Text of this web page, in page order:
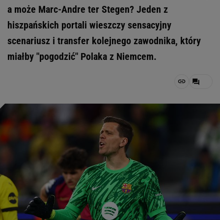
a może Marc-Andre ter Stegen? Jeden z
hiszpańskich portali wieszczy sensacyjny
scenariusz i transfer kolejnego zawodnika, który
miałby "pogodzić" Polaka z Niemcem.